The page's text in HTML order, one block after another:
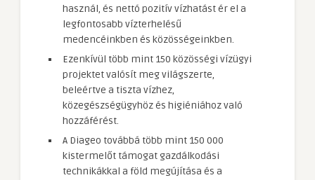
használ, és nettó pozitív vízhatást ér el a
legfontosabb vízterhelésű
medencéinkben és közösségeinkben.
Ezenkívül több mint 150 közösségi vízügyi
projektet valósít meg világszerte,
beleértve a tiszta vízhez,
közegészségügyhöz és higiéniához való
hozzáférést.
A Diageo továbbá több mint 150 000
kistermelőt támogat gazdálkodási
technikákkal a föld megújítása és a